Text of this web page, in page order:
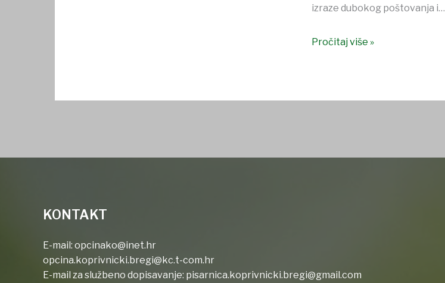
izraze dubokog poštovanja i…
Pročitaj više »
KONTAKT
E-mail: opcinako@inet.hr
opcina.koprivnicki.bregi@kc.t-com.hr
E-mail za službeno dopisavanje: pisarnica.koprivnicki.bregi@gmail.com